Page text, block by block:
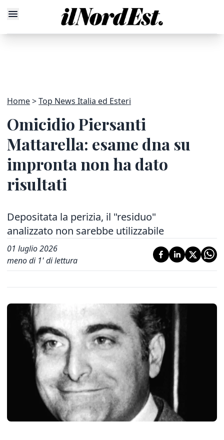
Home Top News Italia ed Esteri
Omicidio Piersanti
Mattarella: esame dna su
impronta non ha dato
risultati
Depositata la perizia, il "residuo"
analizzato non sarebbe utilizzabile
01 luglio 2026
meno di 1' di lettura